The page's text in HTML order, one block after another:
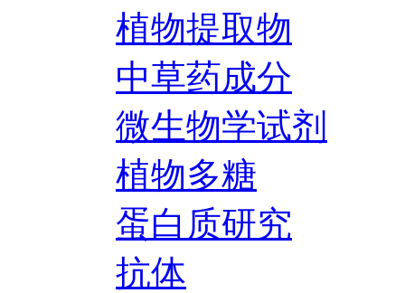
植物提取物
中草药成分
微生物学试剂
植物多糖
蛋白质研究
抗体